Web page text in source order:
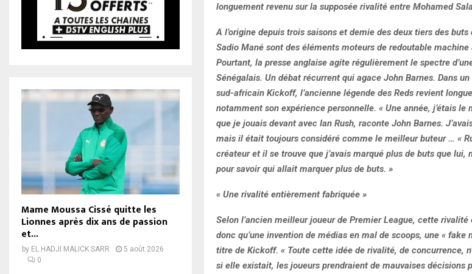
longuement revenu sur la supposée rivalité entre Mohamed
A l’origine depuis trois saisons et demie des deux tiers des
Sadio Mané sont des éléments moteurs de redoutable
Pourtant, la presse anglaise agite régulièrement le spectre
Sénégalais. Un débat récurrent qui agace John Barnes. Dans
sud-africain Kickoff, l’ancienne légende des Reds revient
notamment son expérience personnelle. « Une année, j’étais
que je jouais devant avec Ian Rush, raconte John Barnes.
mais il était toujours considéré comme le meilleur buteur … «
créateur et il se trouve que j’avais marqué plus de buts que lui,
pour savoir qui allait marquer plus de buts. »
« Une rivalité entièrement fabriquée »
Selon l’ancien meilleur joueur de Premier League, cette
donc qu’une invention de médias en mal de scoops, une « fake
titre de Kickoff. « Toute cette idée de rivalité, de concurrence,
si elle existait, les joueurs prendraient de mauvaises décisions
Mame Moussa Cissé quitte les
Lionnes après dix ans de passion
et...
by EL HADJI MALICK SARR
5 août 2026
0